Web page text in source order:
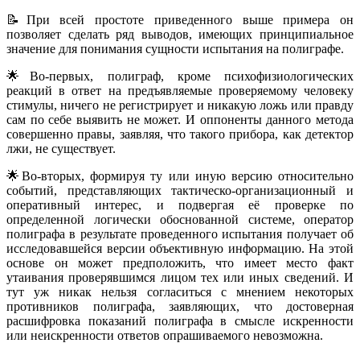
📝При всей простоте приведенного выше примера он
позволяет сделать ряд выводов, имеющих принципиальное
значение для понимания сущности испытания на полиграфе.
🌟Во-первых, полиграф, кроме психофизиологических
реакций в ответ на предъявляемые проверяемому человеку
стимулы, ничего не регистрирует и никакую ложь или правду
сам по себе выявить не может. И оппоненты данного метода
совершенно правы, заявляя, что такого прибора, как детектор
лжи, не существует.
🌟Во-вторых, формируя ту или иную версию относительно
событий, представляющих тактическо-организационный и
оперативный интерес, и подвергая её проверке по
определенной логически обоснованной системе, оператор
полиграфа в результате проведенного испытания получает об
исследовавшейся версии объективную информацию. На этой
основе он может предположить, что имеет место факт
утаивания проверявшимся лицом тех или иных сведений. И
тут уж никак нельзя согласиться с мнением некоторых
противников полиграфа, заявляющих, что достоверная
расшифровка показаний полиграфа в смысле искренности
или неискренности ответов опрашиваемого невозможна.